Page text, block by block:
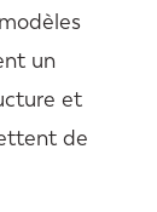
un
et
de